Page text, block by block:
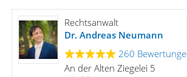
Rechtsanwalt
Dr. Andreas Neumann
260
An der Alten Ziegelei 5